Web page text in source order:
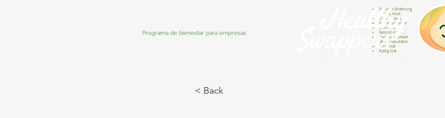
Programa de bienestar para empresas
Gesunde Ernährung
Healthy food
Comida sana
Nourriture saine
Cibo sano
Gezond voedsel
Comida saudável
Menjar saludable
Sunn mat
Nyttig mat
< Back